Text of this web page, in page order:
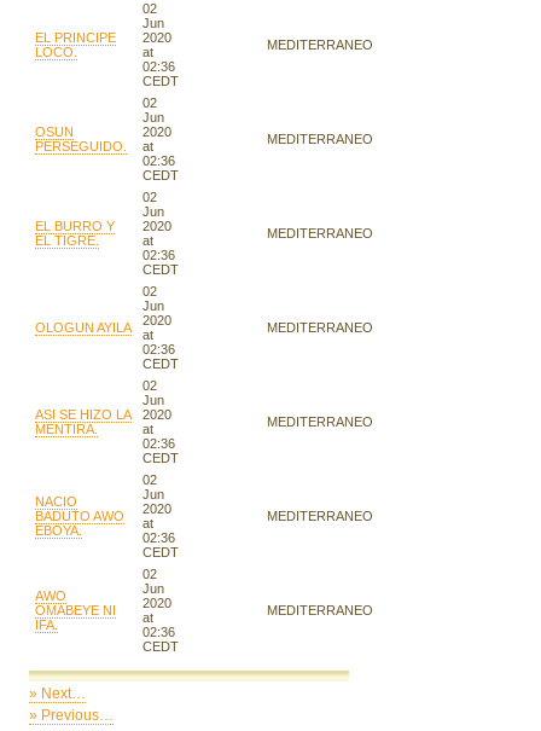
EL PRINCIPE
LOCO.
02
Jun
2020
at
02:36
CEDT
MEDITERRANEO
OSUN
PERSEGUIDO.
02
Jun
2020
at
02:36
CEDT
MEDITERRANEO
EL BURRO Y
EL TIGRE.
02
Jun
2020
at
02:36
CEDT
MEDITERRANEO
OLOGUN AYILA
02
Jun
2020
at
02:36
CEDT
MEDITERRANEO
ASI SE HIZO LA
MENTIRA.
02
Jun
2020
at
02:36
CEDT
MEDITERRANEO
NACIO
BADUTO AWO
EBOYA.
02
Jun
2020
at
02:36
CEDT
MEDITERRANEO
AWO
OMABEYE NI
IFA.
02
Jun
2020
at
02:36
CEDT
MEDITERRANEO
» Next…
» Previous…